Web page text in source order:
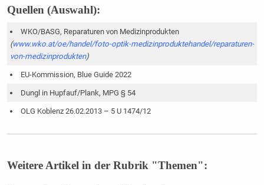
Quellen (Auswahl):
WKO/BASG, Reparaturen von Medizinprodukten
(www.wko.at/oe/handel/foto-optik-medizinproduktehandel/reparaturen-
von-medizinprodukten)
EU-Kommission, Blue Guide 2022
Dungl in Hupfauf/Plank, MPG § 54
OLG Koblenz 26.02.2013 – 5 U 1474/12
Weitere Artikel in der Rubrik "Themen":